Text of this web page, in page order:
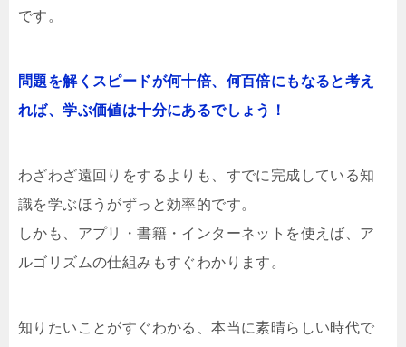
です。
問題を解くスピードが何十倍、何百倍にもなると考え
れば、学ぶ価値は十分にあるでしょう！
わざわざ遠回りをするよりも、すでに完成している知
識を学ぶほうがずっと効率的です。
しかも、アプリ・書籍・インターネットを使えば、ア
ルゴリズムの仕組みもすぐわかります。
知りたいことがすぐわかる、本当に素晴らしい時代で